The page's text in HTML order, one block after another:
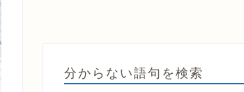
分からない語句を検索